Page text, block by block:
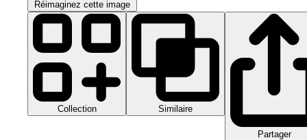
Réimaginez cette image
Collection Similaire
Partager